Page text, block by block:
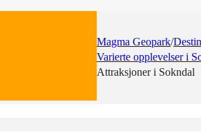
Magma Geopark/
Varierte opplevelser i
Attraksjoner i Sokndal